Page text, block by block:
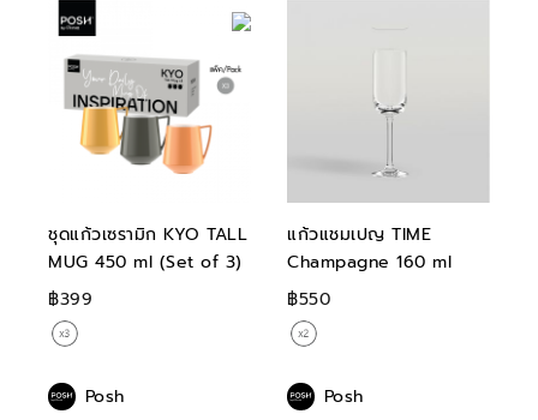
ชุดแก้วเซรามิก KYO TALL
MUG 450 ml (Set of 3)
฿399
แก้วแชมเปญ TIME
Champagne 160 ml
฿550
Posh Posh